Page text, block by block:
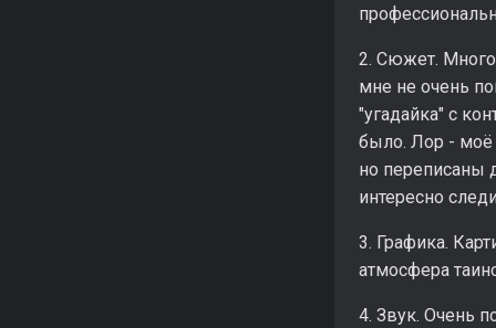
2. Сюжет. Много
мне не очень
"угадайка" с
было. Лор - моё
но переписаны
интересно
3. Графика.
атмосфера
4. Звук. Очень